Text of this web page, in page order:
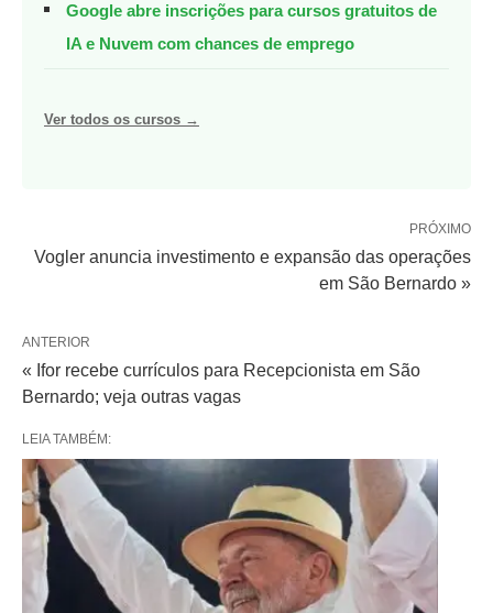
Google abre inscrições para cursos gratuitos de
IA e Nuvem com chances de emprego
Ver todos os cursos →
PRÓXIMO
Vogler anuncia investimento e expansão das operações
em São Bernardo »
ANTERIOR
« Ifor recebe currículos para Recepcionista em São
Bernardo; veja outras vagas
LEIA TAMBÉM: